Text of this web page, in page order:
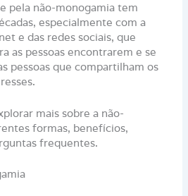
pela não-monogamia tem
especialmente com a
e das redes sociais, que
as pessoas encontrarem e se
pessoas que compartilham os
mais sobre a não-
formas, benefícios,
frequentes.